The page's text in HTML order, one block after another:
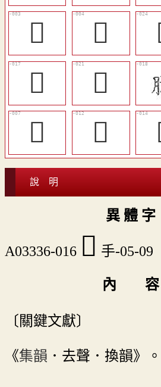
𢯲
𥆶
󴲜
󴲝
󴲕
󴲗
說 明
異 體 字
A03336-016 󴲛 手-05-09
內 容
〔關鍵文獻〕
《集韻 ．去聲．換韻》。